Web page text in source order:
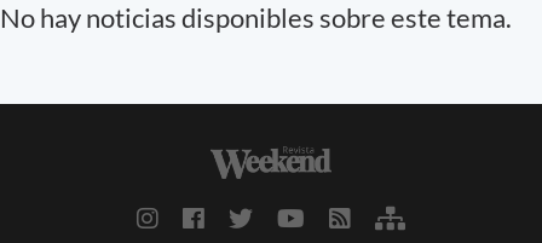
No hay noticias disponibles sobre este tema.